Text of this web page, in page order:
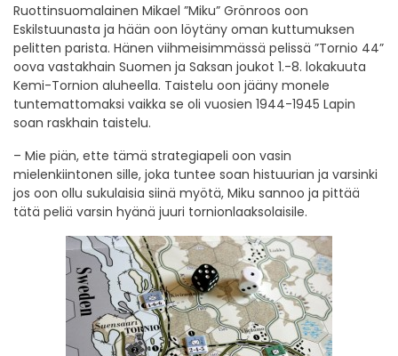
Ruottinsuomalainen Mikael ”Miku” Grönroos oon
Eskilstuunasta ja hään oon löytäny oman kuttumuksen
pelitten parista. Hänen viihmeisimmässä pelissä ”Tornio 44”
oova vastakhain Suomen ja Saksan joukot 1.-8. lokakuuta
Kemi-Tornion aluheella. Taistelu oon jääny monele
tuntemattomaksi vaikka se oli vuosien 1944-1945 Lapin
soan raskhain taistelu.
– Mie piän, ette tämä strategiapeli oon vasin
mielenkiintonen sille, joka tuntee soan histuurian ja varsinki
jos oon ollu sukulaisia siinä myötä, Miku sannoo ja pittää
tätä peliä varsin hyänä juuri tornionlaaksolaisile.